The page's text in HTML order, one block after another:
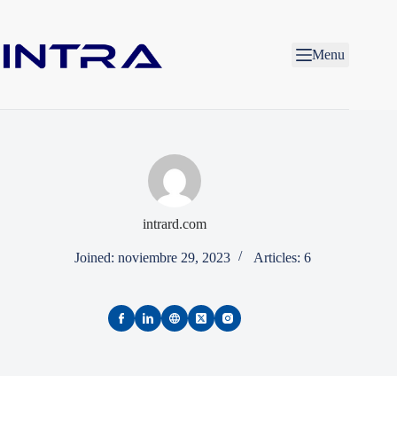
Menu
intrard.com
Joined: noviembre 29, 2023 Articles: 6